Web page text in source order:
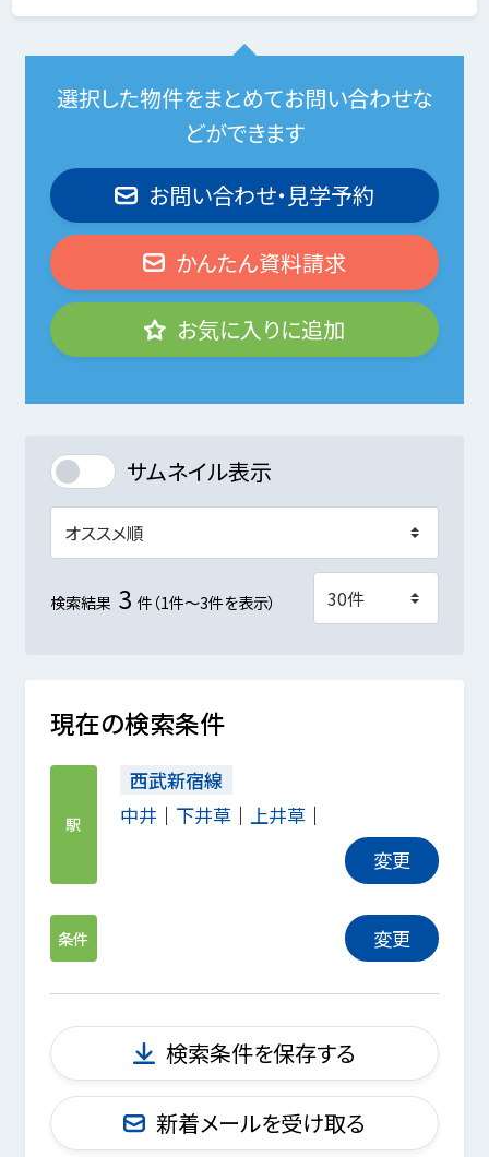
選択した物件をまとめてお問い合わせな
どができます
お問い合わせ・見学予約
かんたん資料請求
お気に入りに追加
サムネイル表示
検索結果 3 件（1件～3件を表示）
現在の検索条件
駅
西武新宿線
中井
下井草
上井草
変更
条件 変更
検索条件を保存する
新着メールを受け取る